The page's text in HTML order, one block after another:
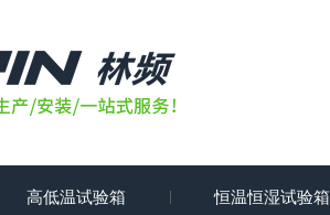
高低温试验箱 恒温恒湿试验箱